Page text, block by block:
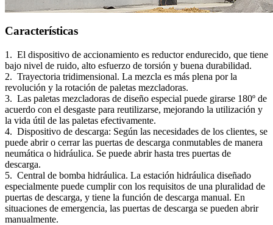
Características
1. El dispositivo de accionamiento es reductor endurecido, que tiene
bajo nivel de ruido, alto esfuerzo de torsión y buena durabilidad.
2. Trayectoria tridimensional. La mezcla es más plena por la
revolución y la rotación de paletas mezcladoras.
3. Las paletas mezcladoras de diseño especial puede girarse 180º de
acuerdo con el desgaste para reutilizarse, mejorando la utilización y
la vida útil de las paletas efectivamente.
4. Dispositivo de descarga: Según las necesidades de los clientes, se
puede abrir o cerrar las puertas de descarga conmutables de manera
neumática o hidráulica. Se puede abrir hasta tres puertas de
descarga.
5. Central de bomba hidráulica. La estación hidráulica diseñado
especialmente puede cumplir con los requisitos de una pluralidad de
puertas de descarga, y tiene la función de descarga manual. En
situaciones de emergencia, las puertas de descarga se pueden abrir
manualmente.